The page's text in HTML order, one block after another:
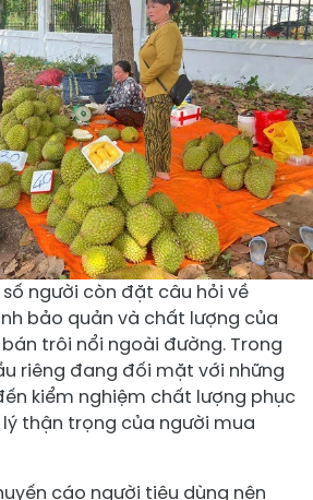
người còn đặt câu hỏi về
bảo quản và chất lượng của
trôi nổi ngoài đường. Trong
riêng đang đối mặt với những
kiểm nghiệm chất lượng phục
thận trọng của người mua
cáo người tiêu dùng nên